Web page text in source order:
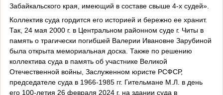
Забайкальского края, имеющий в составе свыше 4-х судей».
Коллектив суда гордится его историей и бережно ее хранит.
Так, 24 мая 2000 г. в Центральном районном суде г. Читы в
память о трагически погибшей Валерии Ивановне Зарубиной
была открыта мемориальная доска. Также по решению
коллектива суда в память об участнике Великой
Отечественной войны, Заслуженном юристе РСФСР,
председателе суда в 1966-1985 гг. Гительмане М.Л. в день
его 100-летия 26 февраля 2024 г. на здании суда в